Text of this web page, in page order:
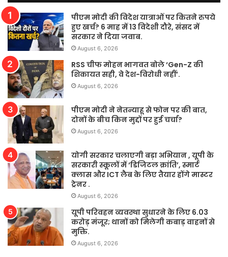
पीएम मोदी की विदेश यात्राओं पर कितने रुपये
हुए खर्च? 6 माह में 13 विदेशी दौरे, संसद में
सरकार ने दिया जवाब.
August 6, 2026
RSS चीफ मोहन भागवत बोले ‘Gen-Z की
शिकायत सही, वे देश-विरोधी नहीं’.
August 6, 2026
पीएम मोदी ने नेतन्याहू से फोन पर की बात,
दोनों के बीच किन मुद्दों पर हुई चर्चा?
August 6, 2026
योगी सरकार चलाएगी बड़ा अभियान , यूपी के
सरकारी स्कूलों में ‘डिजिटल क्रांति’, स्मार्ट
क्लास और ICT लैब के लिए तैयार होंगे मास्टर
ट्रेनर .
August 6, 2026
यूपी परिवहन व्यवस्था सुधारने के लिए 6.03
करोड़ मंजूर; थानों को मिलेगी कबाड़ वाहनों से
मुक्ति.
August 6, 2026